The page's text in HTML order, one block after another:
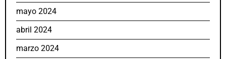
mayo 2024
abril 2024
marzo 2024